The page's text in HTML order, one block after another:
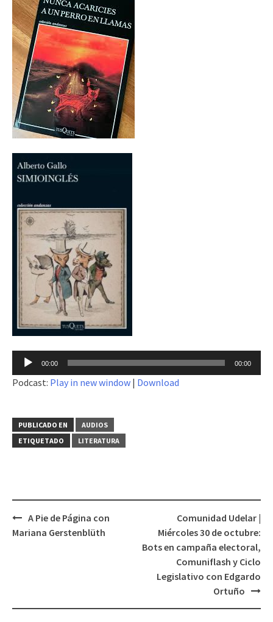
Reproductor
audio
00:00 00:00
Podcast: Play in new window | Download
PUBLICADO EN
AUDIOS
ETIQUETADO
LITERATURA
Navegación
A Pie de Página con
Mariana Gerstenblüth
Comunidad Udelar |
Miércoles 30 de octubre:
Bots en campaña electoral,
Comuniflash y Ciclo
Legislativo con Edgardo
Ortuño